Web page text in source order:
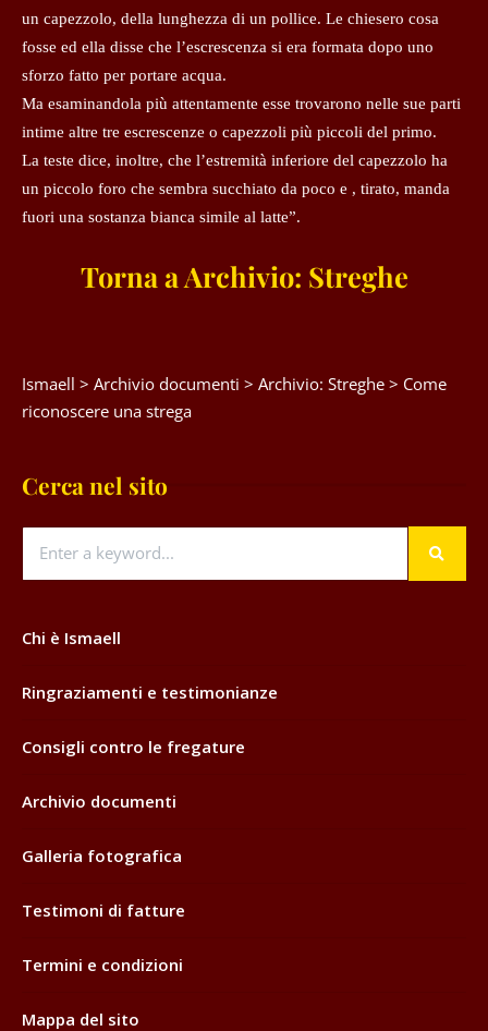
un capezzolo, della lunghezza di un pollice. Le chiesero cosa
fosse ed ella disse che l’escrescenza si era formata dopo uno
sforzo fatto per portare acqua.
Ma esaminandola più attentamente esse trovarono nelle sue parti
intime altre tre escrescenze o capezzoli più piccoli del primo.
La teste dice, inoltre, che l’estremità inferiore del capezzolo ha
un piccolo foro che sembra succhiato da poco e , tirato, manda
fuori una sostanza bianca simile al latte”.
Torna a Archivio: Streghe
Ismaell > Archivio documenti > Archivio: Streghe > Come
riconoscere una strega
Cerca nel sito
Chi è Ismaell
Ringraziamenti e testimonianze
Consigli contro le fregature
Archivio documenti
Galleria fotografica
Testimoni di fatture
Termini e condizioni
Mappa del sito